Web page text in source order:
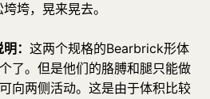
垮，晃来晃去。
： 这两个规格的Bearbrick形体
了。但是他们的胳膊和腿只能做
向两侧活动。这是由于体积比较